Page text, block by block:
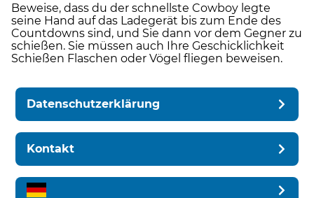
Beweise, dass du der schnellste Cowboy legte
seine Hand auf das Ladegerät bis zum Ende des
Countdowns sind, und Sie dann vor dem Gegner zu
schießen. Sie müssen auch Ihre Geschicklichkeit
Schießen Flaschen oder Vögel fliegen beweisen.
Datenschutzerklärung
Kontakt